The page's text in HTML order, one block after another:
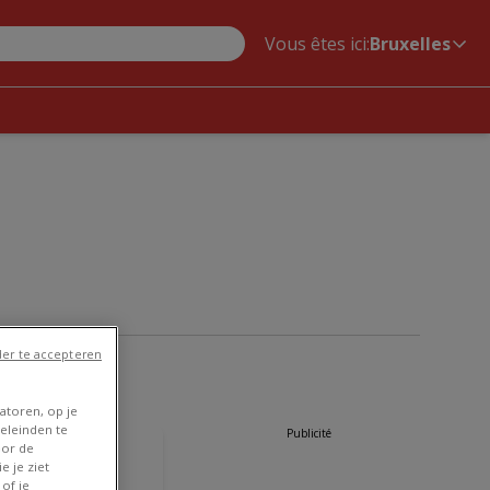
Vous êtes ici:Bruxelles
Maxi Zoo
Zoo - FR
Publicité
op je
te
de
je ziet
je
te accepteren